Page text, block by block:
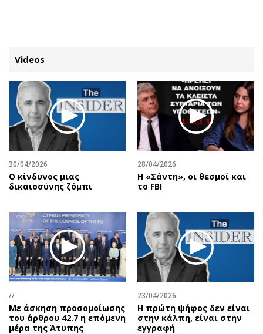
ΚΑΤΗΓΟΡΙΕΣ ΣΥΝΔΕΣΗ
Κύπρος
Παιδεία
Υγεία
Πολιτική
Βουλευτικές 2026
Προεδρικές 2023
Δημοσκοπήσεις
Διπλωματία
Αθλητισμός
Ελλάδα
Διεθνή
Απόψεις
Αρθρογραφία
The Hill
Υγεία
Αγγελίες
Πωλούνται
Ζητούν εργασία
Θέσεις εργασίας
Geek
Νέα
Κινητά-tablets
Social
Videos
30/04/2026
Ο κίνδυνος μιας
δικαιοσύνης ζόμπι
28/04/2026
Η «Σάντη», οι θεσμοί και
το FBI
//
Με άσκηση προσομοίωσης
του άρθρου 42.7 η επόμενη
μέρα της Άτυπης
23/04/2026
Η πρώτη ψήφος δεν είναι
στην κάλπη, είναι στην
εγγραφή